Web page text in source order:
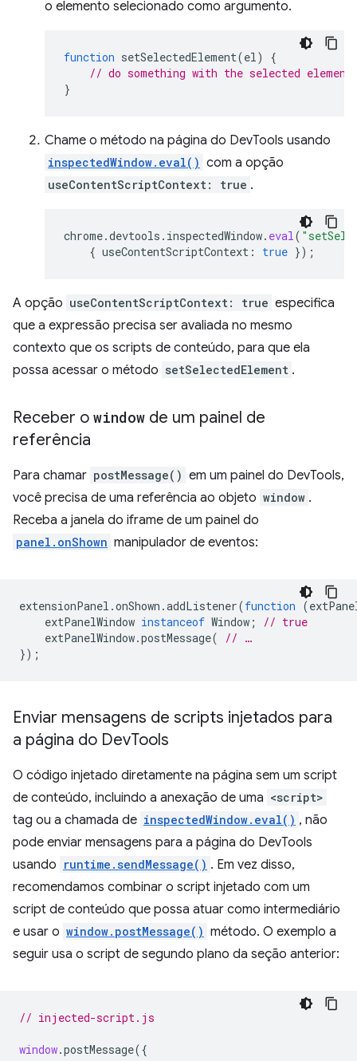
o elemento selecionado como argumento.
function setSelectedElement(el)
{
// do something with the selected element
}
Chame o método na página do DevTools usando
inspectedWindow.eval() com a opção
useContentScriptContext: true .
chrome.devtools . inspectedWindow. eval(
{ useContentScriptContext : true });
A opção useContentScriptContext: true especifica
que a expressão precisa ser avaliada no mesmo
contexto que os scripts de conteúdo, para que ela
possa acessar o método setSelectedElement .
Receber o window de um painel de
referência
Para chamar postMessage() em um painel do DevTools,
você precisa de uma referência ao objeto window .
Receba a janela do iframe de um painel do
panel.onShown manipulador de eventos:
extensionPanel .onShown .addListener(function (
extPanelWindow instanceof Window ;
// true
extPanelWindow.postMessage(
// …
});
Enviar mensagens de scripts injetados para
a página do DevTools
O código injetado diretamente na página sem um script
de conteúdo, incluindo a anexação de uma <script>
tag ou a chamada de inspectedWindow.eval() , não
pode enviar mensagens para a página do DevTools
usando runtime.sendMessage() . Em vez disso,
recomendamos combinar o script injetado com um
script de conteúdo que possa atuar como intermediário
e usar o window.postMessage() método. O exemplo a
seguir usa o script de segundo plano da seção anterior:
// injected-script.js
window.postMessage({